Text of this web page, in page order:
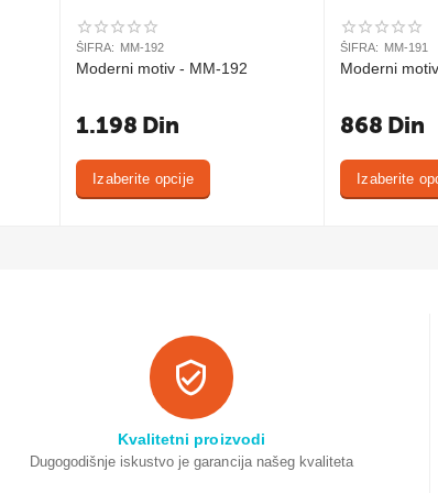
ŠIFRA: MM-192
Moderni motiv - MM-192
1.198 Din
Izaberite opcije
ŠIFRA: MM-191
Moderni
868 Din
Izaberite
Kvalitetni proizvodi
Dugogodišnje iskustvo je garancija našeg kvaliteta